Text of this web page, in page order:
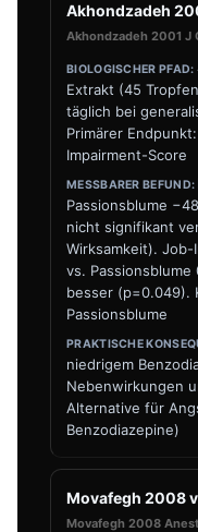
Akhondzadeh
Akhondzadeh 2001 J
Extrakt (45
täglich bei
Primärer
Impairment-Score
Passionsblume
nicht signifikant
Wirksamkeit). Job-
vs.
besser (p=0.049).
Passionsblume
niedrigem
Nebenwirkungen
Alternative für
Benzodiazepine)
Movafegh 2008
Movafegh 2008